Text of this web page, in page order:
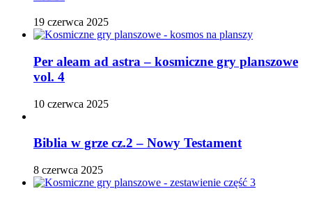
19 czerwca 2025
Per aleam ad astra – kosmiczne gry planszowe
vol. 4
10 czerwca 2025
Biblia w grze cz.2 – Nowy Testament
8 czerwca 2025